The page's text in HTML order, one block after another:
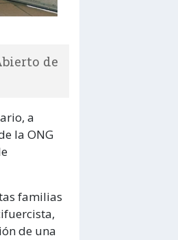
de
a
la ONG
familias
de una